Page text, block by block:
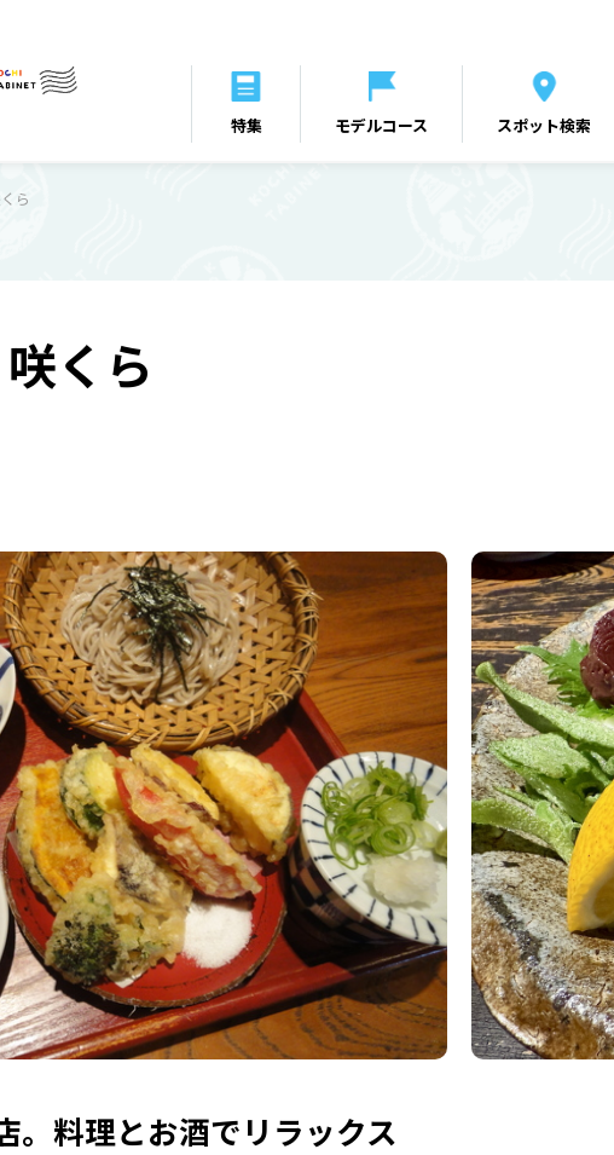
特集 モデルコース スポット検索
ら
くら
。料理とお酒でリラックス